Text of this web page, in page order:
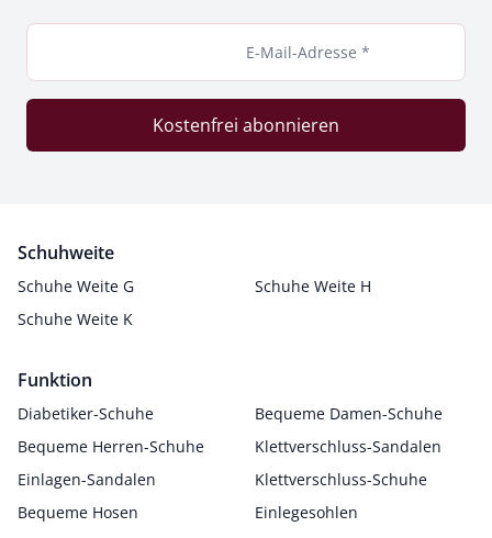
E-Mail-Adresse *
Kostenfrei abonnieren
Schuhweite
Schuhe Weite G
Schuhe Weite H
Schuhe Weite K
Funktion
Diabetiker-Schuhe
Bequeme Damen-Schuhe
Bequeme Herren-Schuhe
Klettverschluss-Sandalen
Einlagen-Sandalen
Klettverschluss-Schuhe
Bequeme Hosen
Einlegesohlen